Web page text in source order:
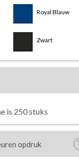
Royal Blauw
Zwart
is 250 stuks
opdruk